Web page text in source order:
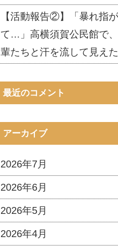
【活動報告②】「暴れ指
て…」高横須賀公民館で
輩たちと汗を流して見えた
最近のコメント
アーカイブ
2026年7月
2026年6月
2026年5月
2026年4月